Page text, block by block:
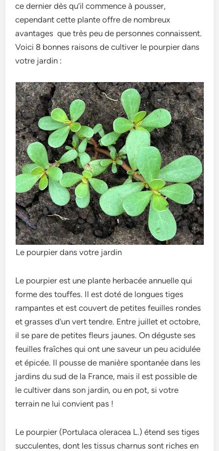
ce dernier dès qu’il commence à pousser,
cependant cette plante offre de nombreux
avantages que très peu de personnes connaissent.
Voici 8 bonnes raisons de cultiver le pourpier dans
votre jardin :
Le pourpier dans votre jardin
Le pourpier est une plante herbacée annuelle qui
forme des touffes. Il est doté de longues tiges
rampantes et est couvert de petites feuilles rondes
et grasses d’un vert tendre. Entre juillet et octobre,
il se pare de petites fleurs jaunes. On déguste ses
feuilles fraîches qui ont une saveur un peu acidulée
et épicée. Il pousse de manière spontanée dans les
jardins du sud de la France, mais il est possible de
le cultiver dans son jardin, ou en pot, si votre
terrain ne lui convient pas !
Le pourpier (Portulaca oleracea L.) étend ses tiges
succulentes, dont les tissus charnus sont riches en